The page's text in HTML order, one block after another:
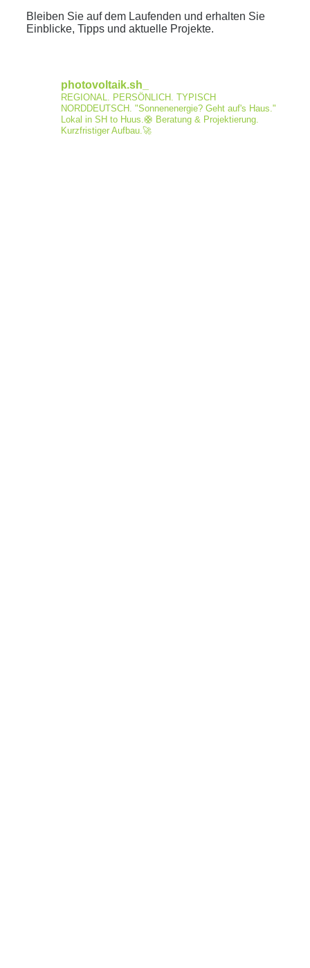
Bleiben Sie auf dem Laufenden und erhalten Sie
Einblicke, Tipps und aktuelle Projekte.
photovoltaik.sh_
REGIONAL. PERSÖNLICH. TYPISCH
NORDDEUTSCH. "Sonnenenergie? Geht auf's Haus."
Lokal in SH to Huus.🛟 Beratung & Projektierung.
Kurzfristiger Aufbau.🚀